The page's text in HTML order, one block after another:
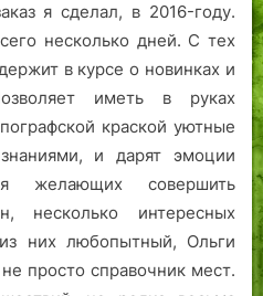
я сделал, в 2016-году.
несколько дней. С тех
в курсе о новинках и
иметь в руках
краской уютные
и дарят эмоции
желающих совершить
несколько интересных
них любопытный, Ольги
просто справочник мест.